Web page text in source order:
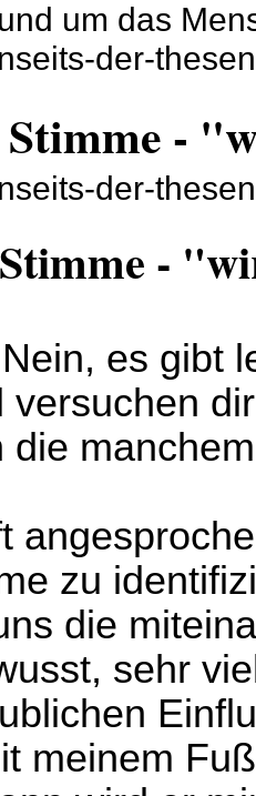
um das
der-
-
der-
-
es gibt
versuchen
die
zu
die
sehr
meinem